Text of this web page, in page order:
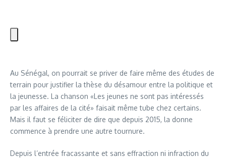
Au Sénégal, on pourrait se priver de faire même des études de
terrain pour justifier la thèse du désamour entre la politique et
la jeunesse. La chanson «Les jeunes ne sont pas intéressés
par les affaires de la cité» faisait même tube chez certains.
Mais il faut se féliciter de dire que depuis 2015, la donne
commence à prendre une autre tournure.
Depuis l’entrée fracassante et sans effraction ni infraction du